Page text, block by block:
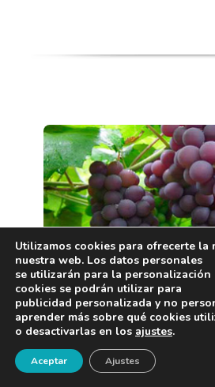
El resveratrol
las alteraciones
Alzheimer
Investigadores del Centro de
¡Newsletter!
Utilizamos cookies para ofrecerte la
nuestra web. Los datos personales
se utilizarán para la personalización
cookies se podrán utilizar para
publicidad personalizada y no
aprender más sobre qué cookies
o desactivarlas en los ajustes.
Aceptar Ajustes